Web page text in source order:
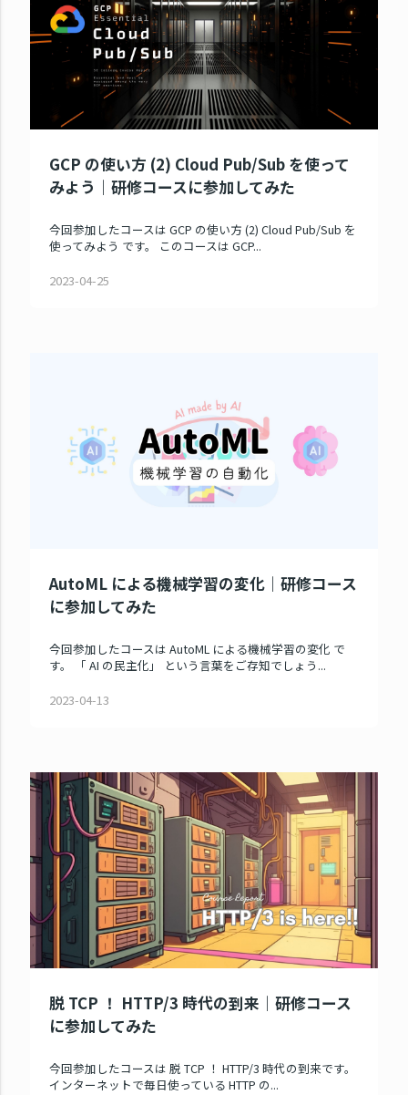
GCP の使い方 (2) Cloud Pub/Sub を使って
みよう｜研修コースに参加してみた
今回参加したコースは GCP の使い方 (2) Cloud Pub/Sub を
使ってみよう です。 このコースは GCP...
2023-04-25
AutoML による機械学習の変化｜研修コース
に参加してみた
今回参加したコースは AutoML による機械学習の変化 で
す。 「 AI の民主化」 という言葉をご存知でしょう...
2023-04-13
脱 TCP ！ HTTP/3 時代の到来｜研修コース
に参加してみた
今回参加したコースは 脱 TCP ！ HTTP/3 時代の到来です。
インターネットで毎日使っている HTTP の...